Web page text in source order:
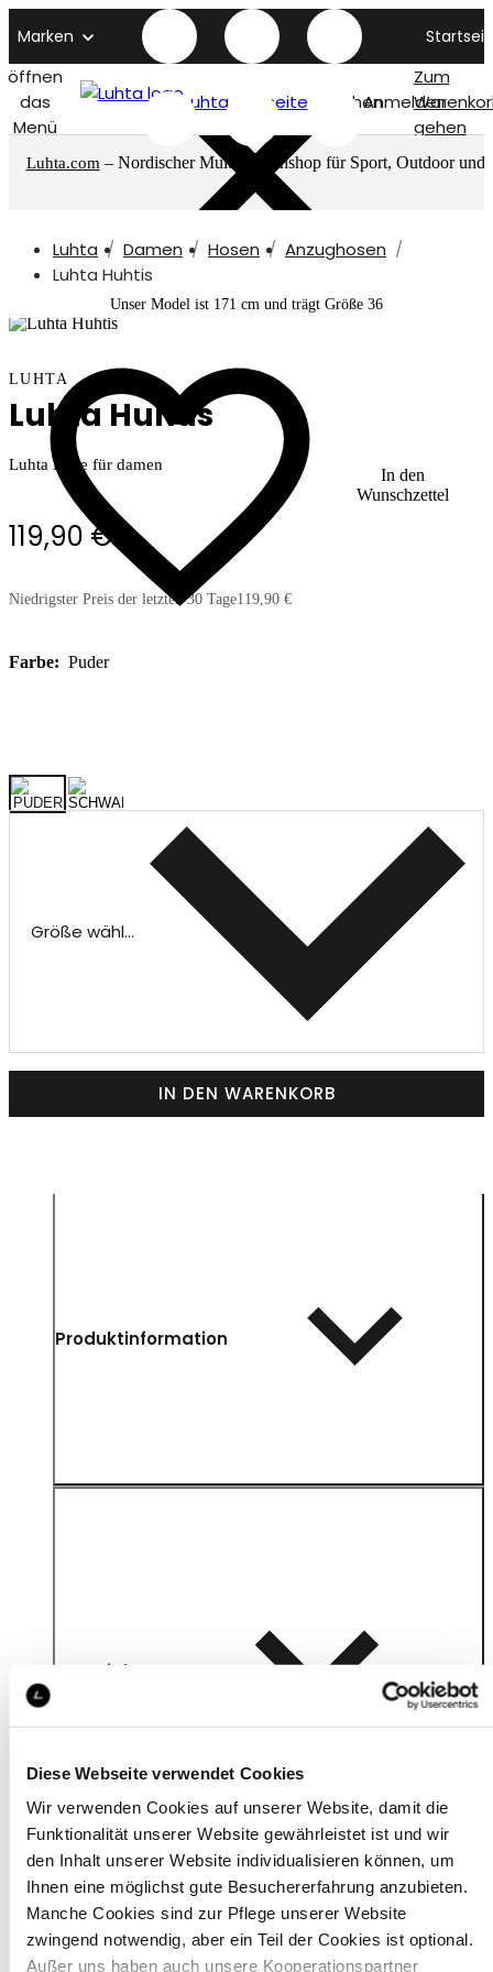
Diese Webseite verwendet Cookies
Wir verwenden Cookies auf unserer Website, damit die
Funktionalität unserer Website gewährleistet ist und wir
den Inhalt unserer Website individualisieren können, um
Ihnen eine möglichst gute Besuchererfahrung anzubieten.
Manche Cookies sind zur Pflege unserer Website
zwingend notwendig, aber ein Teil der Cookies ist optional.
Außer uns haben auch unsere Kooperationspartner
Marken
öffnen
das
Menü
Luhta titelseite SuchenAnmelden
Zum
gehen
Luhta.com – Nordischer Multimarkenshop für Sport, Outdoor und
Luhta Damen Hosen
Anzughosen
Luhta Huhtis
In den
Wunschzettel
Unser Model ist 171 cm und trägt Größe 36
LUHTA
Luhta Huhtis
Luhta Hose für damen
119,90 €
Niedrigster Preis der letzten 30 Tage119,90 €
Farbe: Puder
Größe wählen
IN DEN WARENKORB
Produktinformation
Material